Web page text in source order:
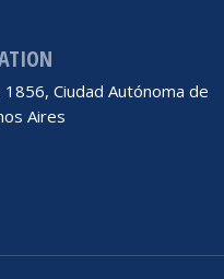
1856, Ciudad Autónoma de
Aires